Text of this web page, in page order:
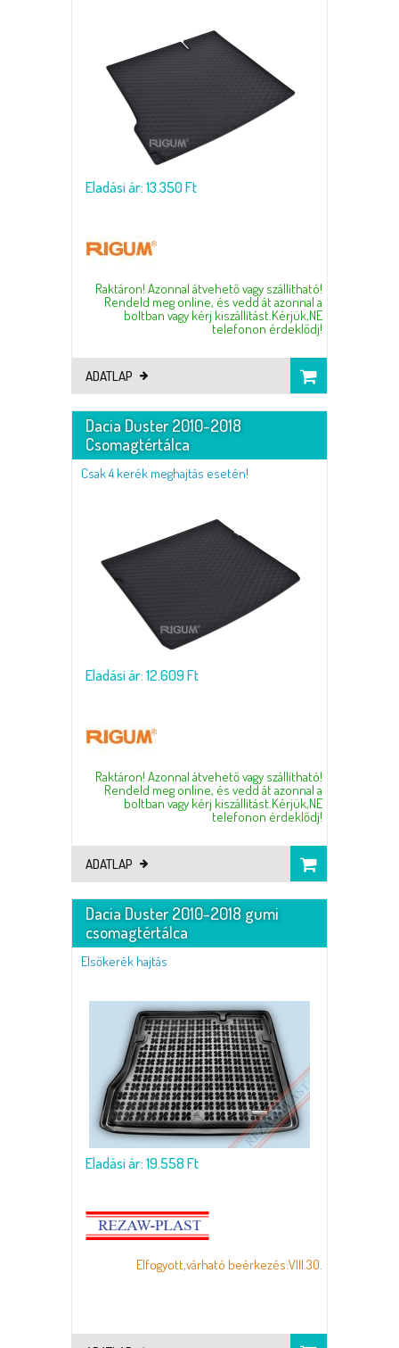
Eladási ár: 13.350 Ft
Raktáron! Azonnal átvehető vagy szállítható!
Rendeld meg online, és vedd át azonnal a
boltban vagy kérj kiszállítást.Kérjük,NE
telefonon érdeklődj!
ADATLAP
Dacia Duster 2010-2018
Csomagtértálca
Csak 4 kerék meghajtás esetén!
Eladási ár: 12.609 Ft
Raktáron! Azonnal átvehető vagy szállítható!
Rendeld meg online, és vedd át azonnal a
boltban vagy kérj kiszállítást.Kérjük,NE
telefonon érdeklődj!
ADATLAP
Dacia Duster 2010-2018 gumi
csomagtértálca
Elsőkerék hajtás
Eladási ár: 19.558 Ft
Elfogyott,várható beérkezés:VIII.30.